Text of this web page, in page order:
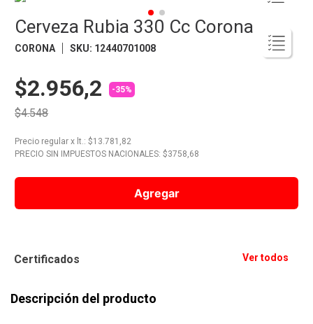
Cerveza Rubia 330 Cc Corona
CORONA SKU: 12440701008
$2.956,2 -35%
$4.548
Precio regular x lt. : $13.781,82
PRECIO SIN IMPUESTOS NACIONALES: $3758,68
Agregar
Certificados Ver todos
Descripción del producto
Carne
7.
Queso
8.
Fideos
9.
Chocolate